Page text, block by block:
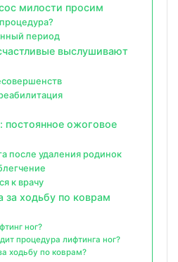
милости просим
период
выслушивают
постоянное ожоговое
после удаления родинок
к врачу
за ходьбу по коврам
ног?
процедура лифтинга ног?
ходьбу по коврам?